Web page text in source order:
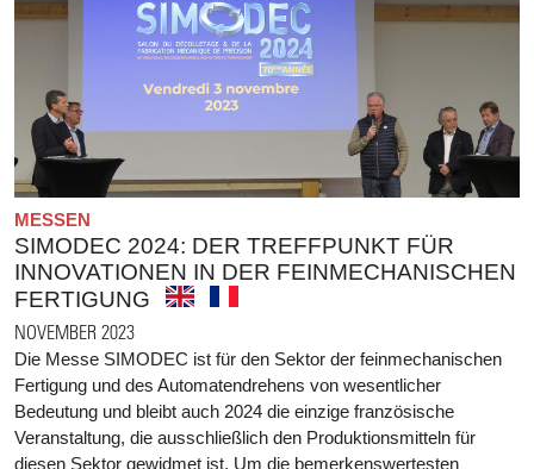
MESSEN
SIMODEC 2024: DER TREFFPUNKT FÜR
INNOVATIONEN IN DER FEINMECHANISCHEN
FERTIGUNG
NOVEMBER 2023
Die Messe SIMODEC ist für den Sektor der feinmechanischen
Fertigung und des Automatendrehens von wesentlicher
Bedeutung und bleibt auch 2024 die einzige französische
Veranstaltung, die ausschließlich den Produktionsmitteln für
diesen Sektor gewidmet ist. Um die bemerkenswertesten